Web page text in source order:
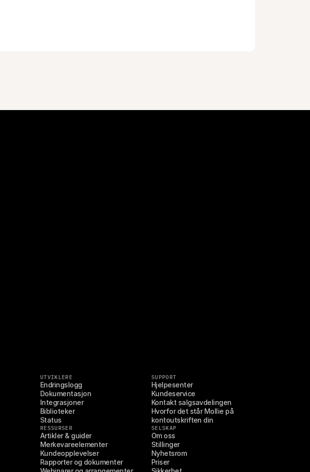
UTVIKLERE
Endringslogg
Dokumentasjon
Integrasjoner
Biblioteker
Status
RESSURSER
Artikler & guider
Merkevareelementer
Kundeopplevelser
Rapporter og dokumenter
SUPPORT
Hjelpesenter
Kundeservice
Kontakt salgsavdelingen
Hvorfor det står Mollie på
kontoutskriften din
SELSKAP
Om oss
Stillinger
Nyhetsrom
Priser